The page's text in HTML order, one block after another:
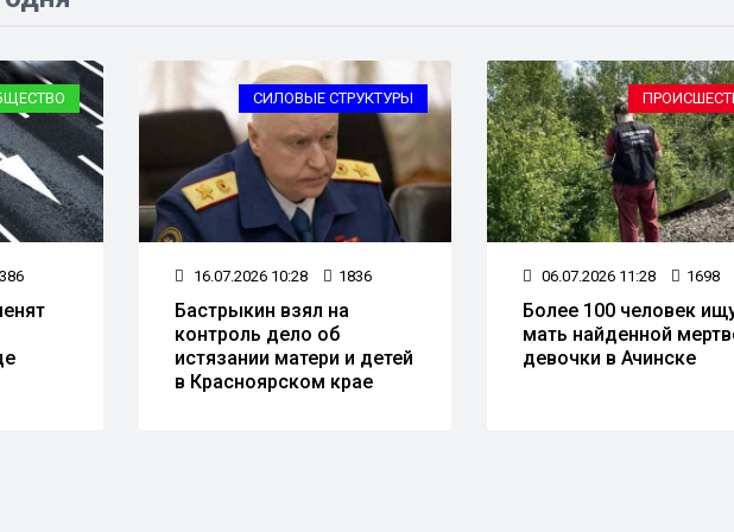
СИЛОВЫЕ СТРУКТУРЫ
16.07.2026 10:28 1836
Бастрыкин взял на
контроль дело об
истязании матери и детей
в Красноярском крае
06.07.2026 11:28 1698
Более 100 человек
мать найденной
девочки в Ачинске